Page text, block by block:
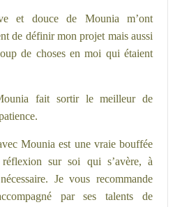
et douce de Mounia m’ont
de définir mon projet mais aussi
de choses en moi qui étaient
fait sortir le meilleur de
Mounia est une vraie bouffée
sur soi qui s’avère, à
Je vous recommande
par ses talents de